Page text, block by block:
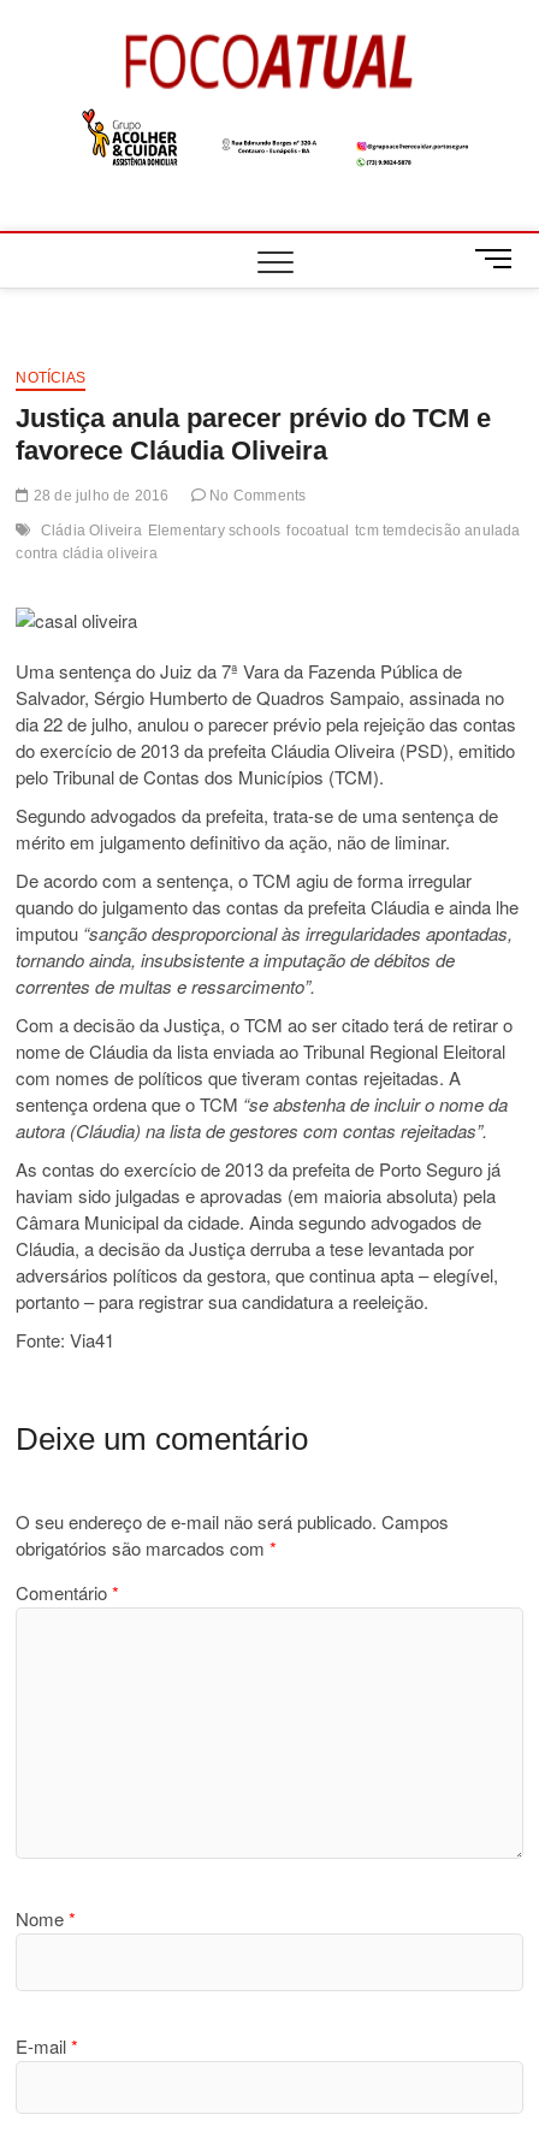
M
e
t
NOTÍCIAS
Justiça anula parecer prévio do TCM e
favorece Cláudia Oliveira
28 de julho de 2016 No Comments
Cládia Oliveira Elementary schools focoatual tcm temdecisão anulada
contra cládia oliveira
Uma sentença do Juiz da 7ª Vara da Fazenda Pública de
Salvador, Sérgio Humberto de Quadros Sampaio, assinada no
dia 22 de julho, anulou o parecer prévio pela rejeição das contas
do exercício de 2013 da prefeita Cláudia Oliveira (PSD), emitido
pelo Tribunal de Contas dos Municípios (TCM).
Segundo advogados da prefeita, trata-se de uma sentença de
mérito em julgamento definitivo da ação, não de liminar.
De acordo com a sentença, o TCM agiu de forma irregular
quando do julgamento das contas da prefeita Cláudia e ainda lhe
imputou “sanção desproporcional às irregularidades apontadas,
tornando ainda, insubsistente a imputação de débitos de
correntes de multas e ressarcimento”.
Com a decisão da Justiça, o TCM ao ser citado terá de retirar o
nome de Cláudia da lista enviada ao Tribunal Regional Eleitoral
com nomes de políticos que tiveram contas rejeitadas. A
sentença ordena que o TCM “se abstenha de incluir o nome da
autora (Cláudia) na lista de gestores com contas rejeitadas”.
As contas do exercício de 2013 da prefeita de Porto Seguro já
haviam sido julgadas e aprovadas (em maioria absoluta) pela
Câmara Municipal da cidade. Ainda segundo advogados de
Cláudia, a decisão da Justiça derruba a tese levantada por
adversários políticos da gestora, que continua apta – elegível,
portanto – para registrar sua candidatura a reeleição.
Fonte: Via41
Deixe um comentário
O seu endereço de e-mail não será publicado. Campos
obrigatórios são marcados com*
Comentário*
Nome*
E-mail*